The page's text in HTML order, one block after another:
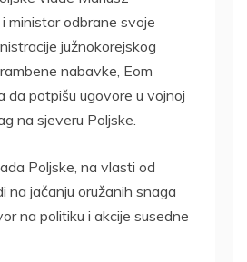
ministar odbrane svoje
južnokorejskog
nabavke, Eom
da potpišu ugovore u vojnoj
na sjeveru Poljske.
Poljske, na vlasti od
na jačanju oružanih snaga
na politiku i akcije susedne